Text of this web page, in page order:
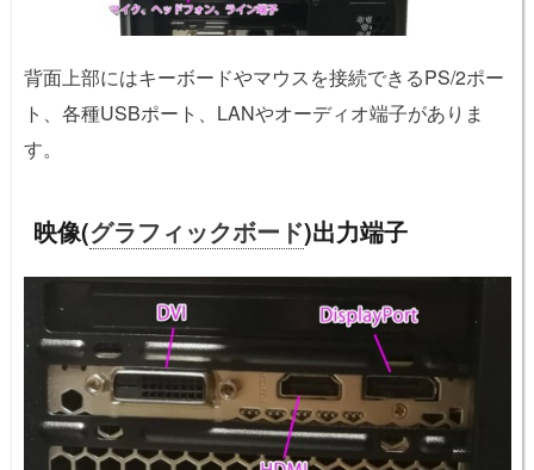
背面上部にはキーボードやマウスを接続できるPS/2ポー
ト、各種USBポート、LANやオーディオ端子がありま
す。
映像(グラフィックボード)出力端子